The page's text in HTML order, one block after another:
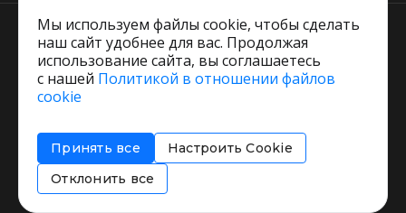
Пользовательское соглашение
Соглашение об информировании
Политика использования cookies
Мы используем файлы cookie, чтобы сделать
наш сайт удобнее для вас. Продолжая
использование сайта, вы соглашаетесь
с нашей Политикой в отношении файлов
cookie
Принять все
Настроить Cookie
Отклонить все